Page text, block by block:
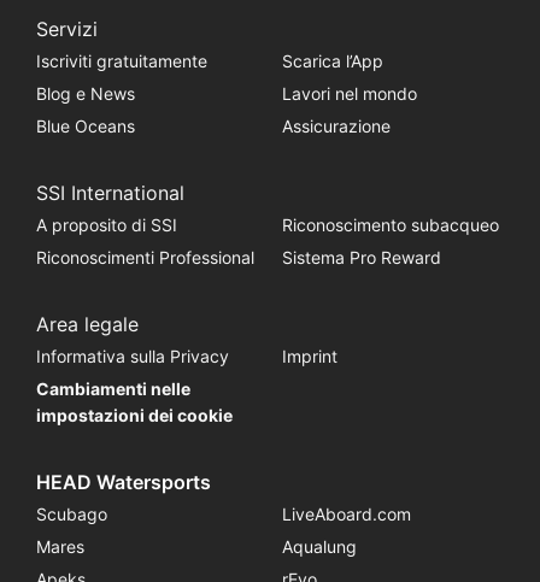
Servizi
Iscriviti gratuitamente
Scarica l’App
Blog e News
Lavori nel mondo
Blue Oceans
Assicurazione
SSI International
A proposito di SSI
Riconoscimento subacqueo
Riconoscimenti Professional
Sistema Pro Reward
Area legale
Informativa sulla Privacy
Imprint
Cambiamenti nelle
impostazioni dei cookie
HEAD Watersports
Scubago
LiveAboard.com
Mares
Aqualung